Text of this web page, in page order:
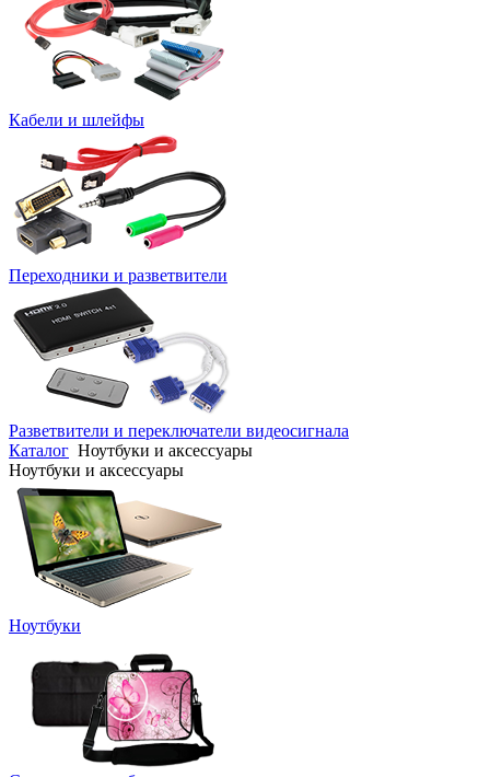
Кабели и шлейфы
Переходники и разветвители
Разветвители и переключатели видеосигнала
Каталог Ноутбуки и аксессуары
Ноутбуки и аксессуары
Ноутбуки